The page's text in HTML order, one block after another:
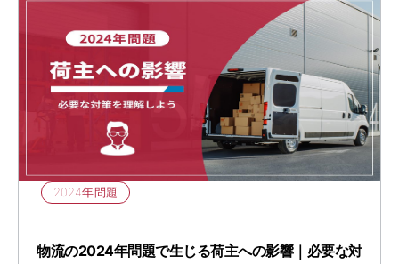
2024年問題
​​物流の2024年問題で生じる荷主への影響｜必要な対